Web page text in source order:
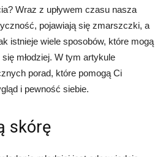
Wraz z upływem czasu nasza
pojawiają się zmarszczki, a
istnieje wiele sposobów, które mogą
młodziej. W tym artykule
porad, które pomogą Ci
i pewność siebie.
skórę